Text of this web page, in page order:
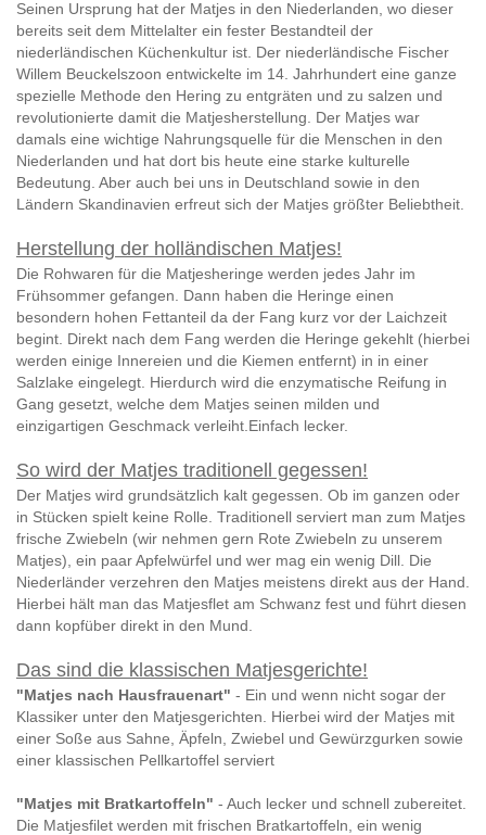
Seinen Ursprung hat der Matjes in den Niederlanden, wo dieser
bereits seit dem Mittelalter ein fester Bestandteil der
niederländischen Küchenkultur ist. Der niederländische Fischer
Willem Beuckelszoon entwickelte im 14. Jahrhundert eine ganze
spezielle Methode den Hering zu entgräten und zu salzen und
revolutionierte damit die Matjesherstellung. Der Matjes war
damals eine wichtige Nahrungsquelle für die Menschen in den
Niederlanden und hat dort bis heute eine starke kulturelle
Bedeutung. Aber auch bei uns in Deutschland sowie in den
Ländern Skandinavien erfreut sich der Matjes größter Beliebtheit.
Herstellung der holländischen Matjes!
Die Rohwaren für die Matjesheringe werden jedes Jahr im
Frühsommer gefangen. Dann haben die Heringe einen
besondern hohen Fettanteil da der Fang kurz vor der Laichzeit
begint. Direkt nach dem Fang werden die Heringe gekehlt (hierbei
werden einige Innereien und die Kiemen entfernt) in in einer
Salzlake eingelegt. Hierdurch wird die enzymatische Reifung in
Gang gesetzt, welche dem Matjes seinen milden und
einzigartigen Geschmack verleiht.Einfach lecker.
So wird der Matjes traditionell gegessen!
Der Matjes wird grundsätzlich kalt gegessen. Ob im ganzen oder
in Stücken spielt keine Rolle. Traditionell serviert man zum Matjes
frische Zwiebeln (wir nehmen gern Rote Zwiebeln zu unserem
Matjes), ein paar Apfelwürfel und wer mag ein wenig Dill. Die
Niederländer verzehren den Matjes meistens direkt aus der Hand.
Hierbei hält man das Matjesflet am Schwanz fest und führt diesen
dann kopfüber direkt in den Mund.
Das sind die klassischen Matjesgerichte!
"Matjes nach Hausfrauenart" - Ein und wenn nicht sogar der
Klassiker unter den Matjesgerichten. Hierbei wird der Matjes mit
einer Soße aus Sahne, Äpfeln, Zwiebel und Gewürzgurken sowie
einer klassischen Pellkartoffel serviert
"Matjes mit Bratkartoffeln" - Auch lecker und schnell zubereitet.
Die Matjesfilet werden mit frischen Bratkartoffeln, ein wenig